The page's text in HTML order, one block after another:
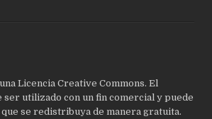
Licencia Creative Commons. El
ser utilizado con un fin comercial y puede
se redistribuya de manera gratuita.